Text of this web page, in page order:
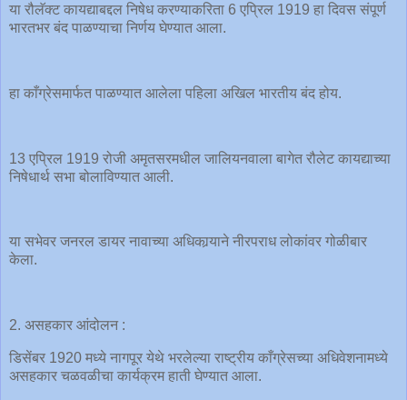
या रौलॅक्ट कायद्याबद्दल निषेध करण्याकरिता 6 एप्रिल 1919 हा दिवस संपूर्ण
भारतभर बंद पाळण्याचा निर्णय घेण्यात आला.
हा काँग्रेसमार्फत पाळण्यात आलेला पहिला अखिल भारतीय बंद होय.
13 एप्रिल 1919 रोजी अमृतसरमधील जालियनवाला बागेत रौलेट कायद्याच्या
निषेधार्थ सभा बोलाविण्यात आली.
या सभेवर जनरल डायर नावाच्या अधिकार्‍याने नीरपराध लोकांवर गोळीबार
केला.
2. असहकार आंदोलन :
डिसेंबर 1920 मध्ये नागपूर येथे भरलेल्या राष्ट्रीय काँग्रेसच्या अधिवेशनामध्ये
असहकार चळवळीचा कार्यक्रम हाती घेण्यात आला.